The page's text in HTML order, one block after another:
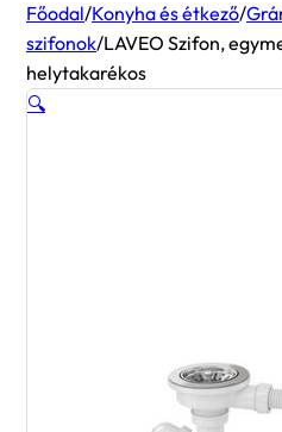
Főodal/Konyha és étkező/
szifonok/LAVEO Szifon,
helytakarékos
🔍